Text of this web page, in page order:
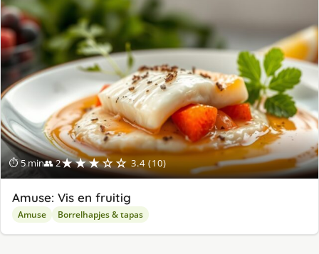
⏱ 5 min👥 2★★★☆☆ 3.4 (10)
Amuse: Vis en fruitig
Amuse Borrelhapjes & tapas